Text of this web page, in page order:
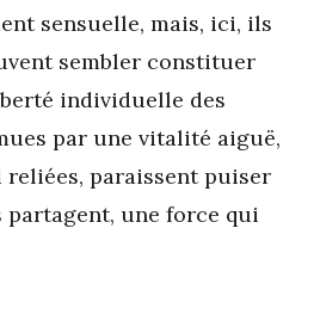
sensuelle, mais, ici, ils
sembler constituer
individuelle des
par une vitalité aiguë,
reliées, paraissent puiser
une force qui